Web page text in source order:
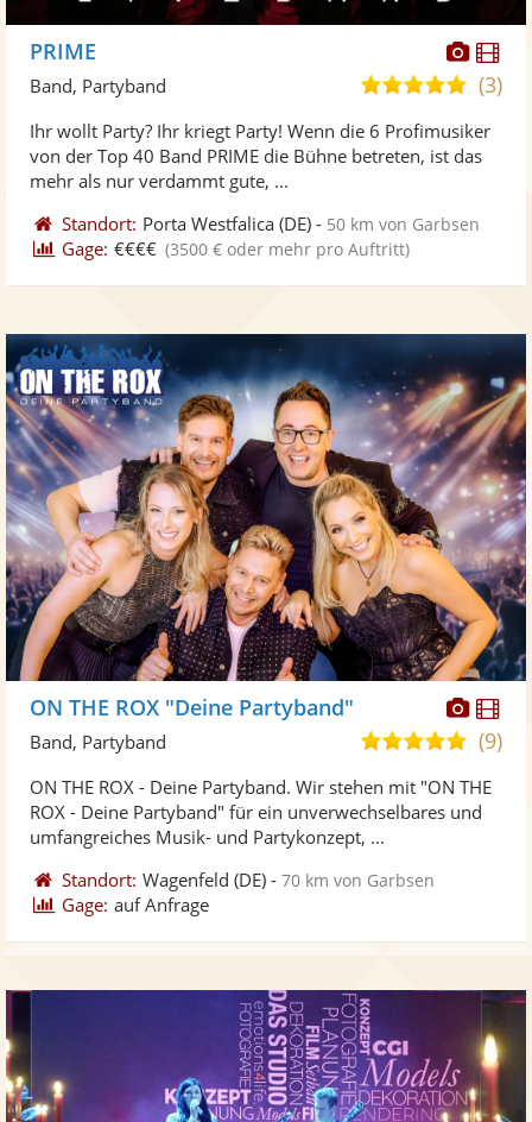
Fotos
PRIME
4,8
5
(3)
Band, Partyband
Ihr wollt Party? Ihr kriegt Party! Wenn die 6 Profimusiker
von der Top 40 Band PRIME die Bühne betreten, ist das
mehr als nur verdammt gute, ...
Standort: Porta Westfalica (DE) - 50 km von Garbsen
Gage: €€€€ (3500 € oder mehr pro Auftritt)
Fotos
ON THE ROX "Deine Partyband"
5,0
5
(9)
Band, Partyband
ON THE ROX - Deine Partyband. Wir stehen mit "ON THE
ROX - Deine Partyband" für ein unverwechselbares und
umfangreiches Musik- und Partykonzept, ...
Standort: Wagenfeld (DE) -70 km von Garbsen
Gage: auf Anfrage